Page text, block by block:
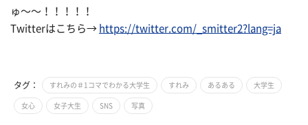
ゅ〜〜！！！！！
Twitterはこちら→ https://twitter.com/_smitter2?lang=ja
タグ： すれみの＃1コマでわかる大学生 すれみ あるある 大学生
女心 女子大生 SNS 写真